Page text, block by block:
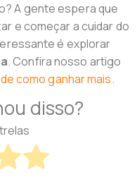
A gente espera que
e começar a cuidar do
é explorar
. Confira nosso artigo
como ganhar mais.
disso?